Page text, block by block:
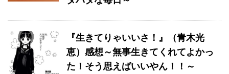
『生きてりゃいいさ！』（青木光
恵）感想～無事生きてくれてよかっ
た！そう思えばいいやん！！～